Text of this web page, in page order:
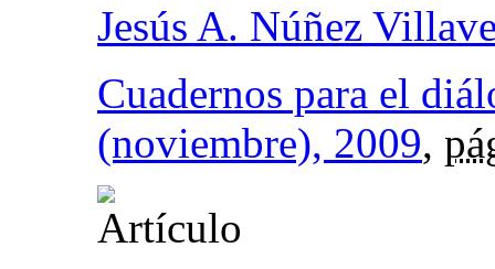
Jesús A. Núñez
Cuadernos para el
(noviembre), 2009,